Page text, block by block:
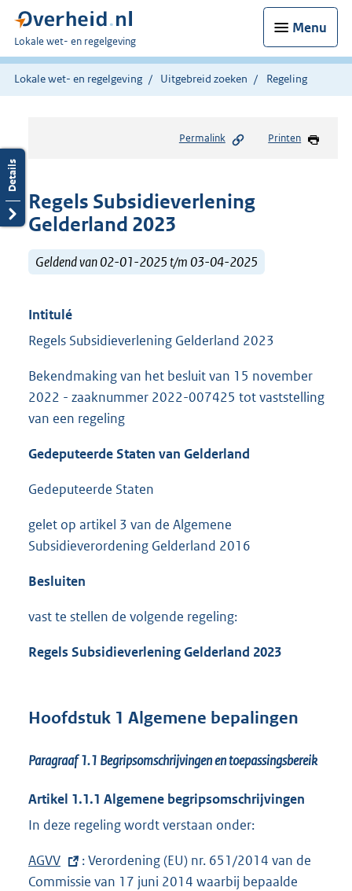
Menu
U
bent
hier:
Lokale wet- en regelgeving
Lokale wet- en regelgeving Uitgebreid zoeken Regeling
Permalink Printen
Regels Subsidieverlening
Gelderland 2023
Geldend van 02-01-2025 t/m 03-04-2025
Intitulé
Regels Subsidieverlening Gelderland 2023
Bekendmaking van het besluit van 15 november
2022 - zaaknummer 2022-007425 tot vaststelling
van een regeling
Gedeputeerde Staten van Gelderland
Gedeputeerde Staten
gelet op artikel 3 van de Algemene
Subsidieverordening Gelderland 2016
Besluiten
vast te stellen de volgende regeling:
Regels Subsidieverlening Gelderland 2023
Hoofdstuk 1 Algemene bepalingen
Paragraaf 1.1 Begripsomschrijvingen en toepassingsbereik
Artikel 1.1.1 Algemene begripsomschrijvingen
In deze regeling wordt verstaan onder:
E
x
AGVV
: Verordening (EU) nr. 651/2014 van de
Commissie van 17 juni 2014 waarbij bepaalde